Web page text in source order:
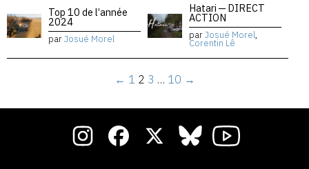
Top 10 de l’année
2024
parJosué Morel
Hatari — DIRECT
ACTION
parJosué Morel,
Corentin Lê
← 1 2 3 … 10 →